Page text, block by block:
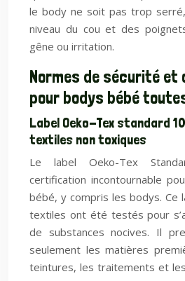
le body ne soit pas trop
niveau du cou et des
gêne ou irritation.
Normes de sécurité
pour bodys bébé
Label Oeko-Tex standard
textiles non toxiques
Le label Oeko-Tex
certification incontournable
bébé, y compris les bodys. Ce
textiles ont été testés pour
de substances nocives. Il
seulement les matières
teintures, les traitements et